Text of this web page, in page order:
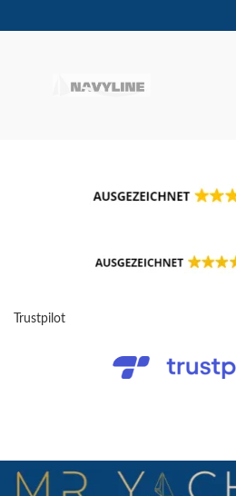
Trustpilot